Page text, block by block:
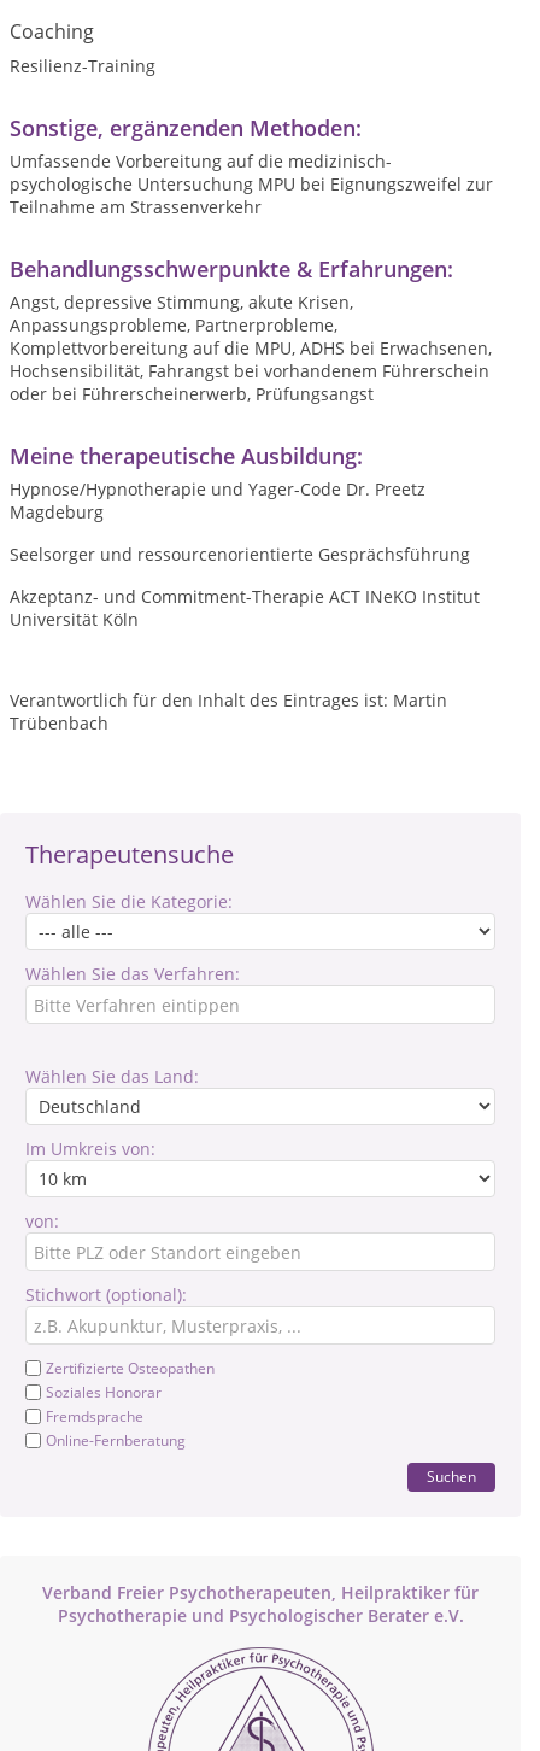
Therapeutensuche
Wählen Sie die Kategorie:
Wählen Sie das Verfahren:
Wählen Sie das Land:
Im Umkreis von:
von:
Stichwort (optional):
Zertifizierte Osteopathen
Soziales Honorar
Fremdsprache
Online-Fernberatung
Suchen
Verband Freier Psychotherapeuten, Heilpraktiker für
Psychotherapie und Psychologischer Berater e.V.
Coaching
Resilienz-Training
Sonstige, ergänzenden Methoden:
Umfassende Vorbereitung auf die medizinisch-
psychologische Untersuchung MPU bei Eignungszweifel zur
Teilnahme am Strassenverkehr
Behandlungsschwerpunkte & Erfahrungen:
Angst, depressive Stimmung, akute Krisen,
Anpassungsprobleme, Partnerprobleme,
Komplettvorbereitung auf die MPU, ADHS bei Erwachsenen,
Hochsensibilität, Fahrangst bei vorhandenem Führerschein
oder bei Führerscheinerwerb, Prüfungsangst
Meine therapeutische Ausbildung:
Hypnose/Hypnotherapie und Yager-Code Dr. Preetz
Magdeburg
Seelsorger und ressourcenorientierte Gesprächsführung
Akzeptanz- und Commitment-Therapie ACT INeKO Institut
Universität Köln
Verantwortlich für den Inhalt des Eintrages ist: Martin
Trübenbach